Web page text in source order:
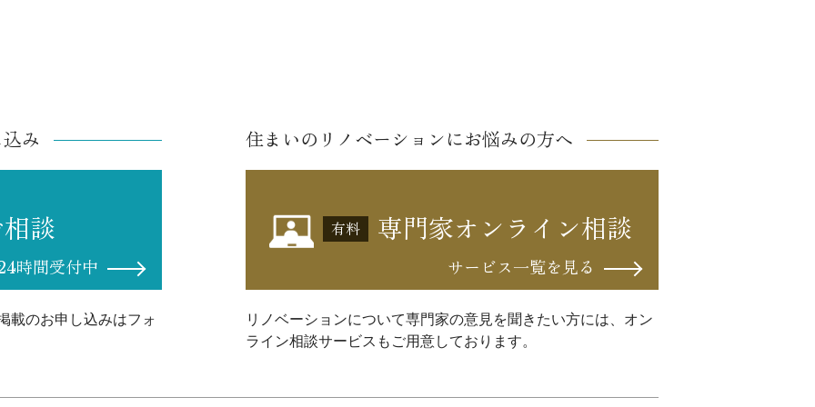
み
談
時間受付中
載のお申し込みはフォ
住まいのリノベーションにお悩みの方へ
有料 専門家オンライン相談
サービス一覧を見る
リノベーションについて専門家の意見を聞きたい方には、オン
ライン相談サービスもご用意しております。